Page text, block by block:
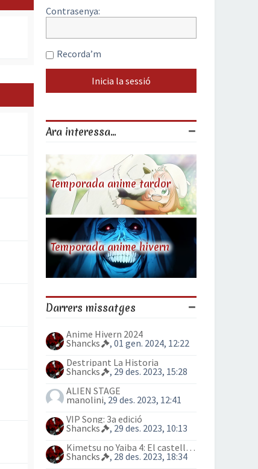
Contrasenya:
Recorda’m
Ara interessa...
Temporada anime tardor
Temporada anime hivern
Darrers missatges
Anime Hivern 2024
Shancks
, 01 gen. 2024, 12:22
Destripant La Historia
Shancks
, 29 des. 2023, 15:28
ALIEN STAGE
manolini, 29 des. 2023, 12:41
VIP Song: 3a edició
Shancks
, 29 des. 2023, 10:13
Kimetsu no Yaiba 4: El castell Infinit
Shancks
, 28 des. 2023, 18:34